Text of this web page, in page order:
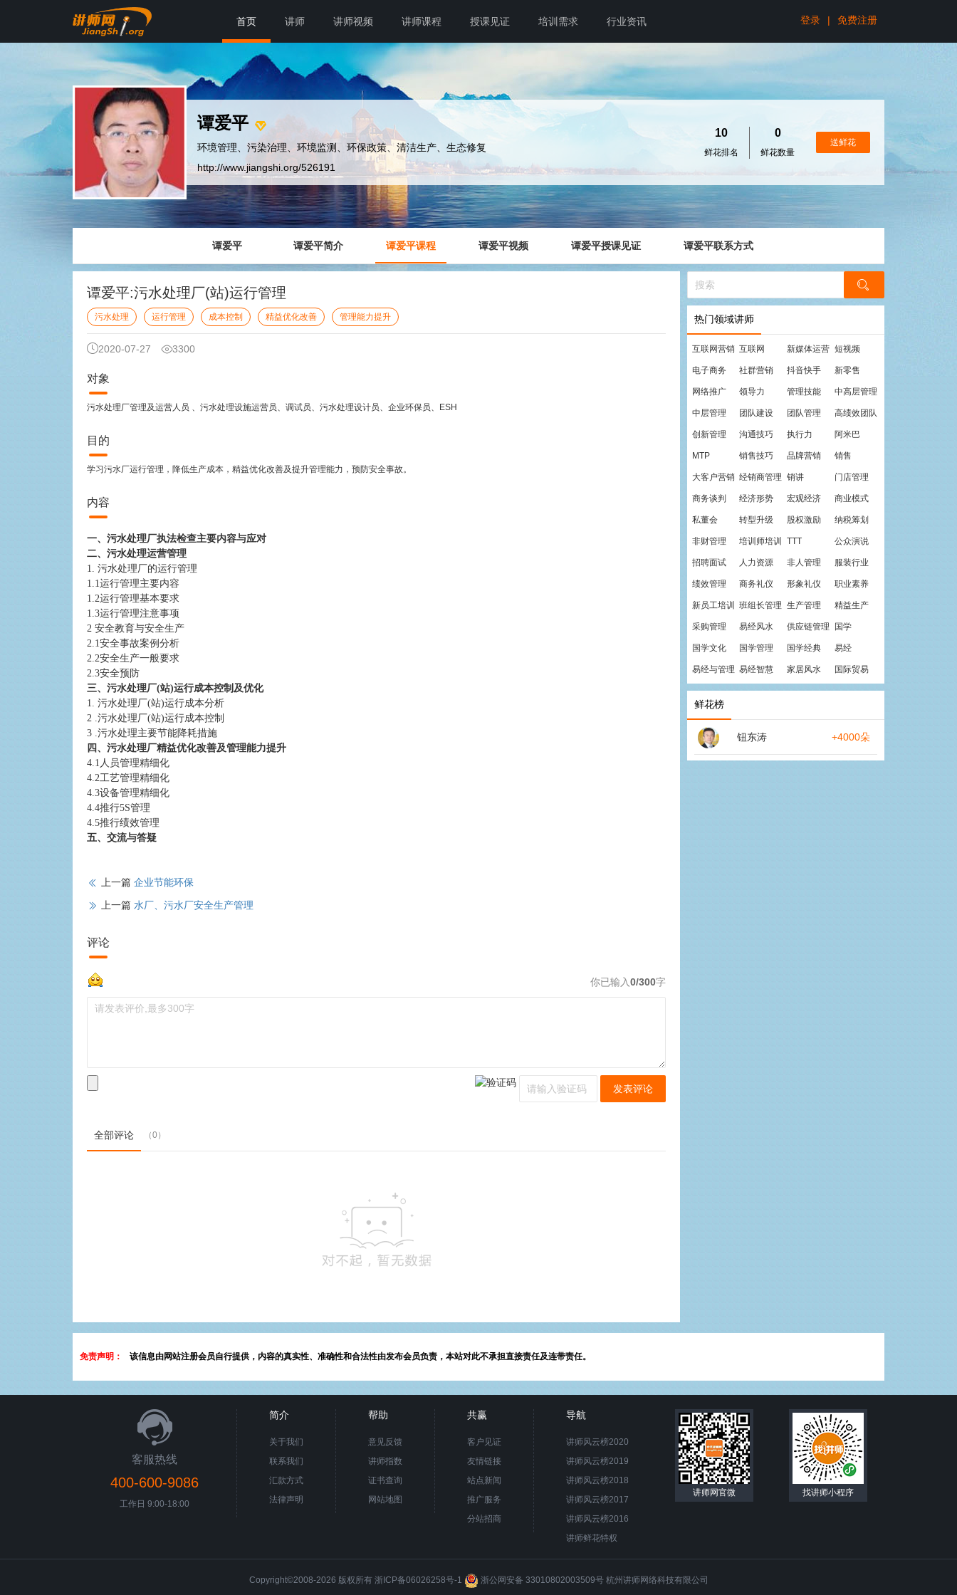
首页 讲师 讲师视频 讲师课程 授课见证 培训需求 行业资讯 登录 | 免费注册
谭爱平
环境管理、污染治理、环境监测、环保政策、清洁生产、生态修复
http://www.jiangshi.org/526191
10
鲜花排名
0
鲜花数量
送鲜花
谭爱平 谭爱平简介 谭爱平课程 谭爱平视频 谭爱平授课见证 谭爱平联系方式
谭爱平:污水处理厂(站)运行管理
污水处理 运行管理 成本控制 精益优化改善 管理能力提升
2020-07-27 3300
对象
污水处理厂管理及运营人员 、污水处理设施运营员、调试员、污水处理设计员、企业环保员、ESH
目的
学习污水厂运行管理，降低生产成本，精益优化改善及提升管理能力，预防安全事故。
内容
一、污水处理厂执法检查主要内容与应对
二、污水处理运营管理
1. 污水处理厂的运行管理
1.1运行管理主要内容
1.2运行管理基本要求
1.3运行管理注意事项
2 安全教育与安全生产
2.1安全事故案例分析
2.2安全生产一般要求
2.3安全预防
三、污水处理厂(站)运行成本控制及优化
1. 污水处理厂(站)运行成本分析
2 .污水处理厂(站)运行成本控制
3 .污水处理主要节能降耗措施
四、污水处理厂精益优化改善及管理能力提升
4.1人员管理精细化
4.2工艺管理精细化
4.3设备管理精细化
4.4推行5S管理
4.5推行绩效管理
五、交流与答疑
上一篇 企业节能环保
上一篇 水厂、污水厂安全生产管理
评论
你已输入0/300字
发表评论
全部评论 （0）
热门领域讲师
互联网营销 互联网 新媒体运营 短视频
电子商务 社群营销 抖音快手 新零售
网络推广 领导力 管理技能 中高层管理
中层管理 团队建设 团队管理 高绩效团队
创新管理 沟通技巧 执行力 阿米巴
MTP 销售技巧 品牌营销 销售
大客户营销 经销商管理 销讲 门店管理
商务谈判 经济形势 宏观经济 商业模式
私董会 转型升级 股权激励 纳税筹划
非财管理 培训师培训 TTT 公众演说
招聘面试 人力资源 非人管理 服装行业
绩效管理 商务礼仪 形象礼仪 职业素养
新员工培训 班组长管理 生产管理 精益生产
采购管理 易经风水 供应链管理 国学
国学文化 国学管理 国学经典 易经
易经与管理 易经智慧 家居风水 国际贸易
鲜花榜
钮东涛 +4000朵
免责声明： 该信息由网站注册会员自行提供，内容的真实性、准确性和合法性由发布会员负责，本站对此不承担直接责任及连带责任。
客服热线
400-600-9086
工作日 9:00-18:00
简介
关于我们
联系我们
汇款方式
法律声明
帮助
意见反馈
讲师指数
证书查询
网站地图
共赢
客户见证
友情链接
站点新闻
推广服务
分站招商
导航
讲师风云榜2020
讲师风云榜2019
讲师风云榜2018
讲师风云榜2017
讲师风云榜2016
讲师鲜花特权
讲师网官微 找讲师小程序
Copyright©2008-2026 版权所有 浙ICP备06026258号-1 浙公网安备 33010802003509号 杭州讲师网络科技有限公司